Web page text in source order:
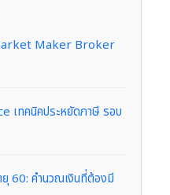
Maker Broker
เทคนิคประหยัดภาษี รอบ
60: คำนวณเงินที่ต้องมี